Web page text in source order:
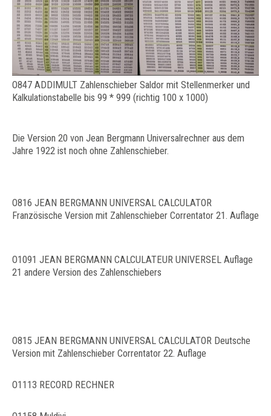
O847 ADDIMULT Zahlenschieber Saldor mit Stellenmerker und
Kalkulationstabelle bis 99 * 999 (richtig 100 x 1000)
Die Version 20 von Jean Bergmann Universalrechner aus dem
Jahre 1922 ist noch ohne Zahlenschieber.
O816 JEAN BERGMANN UNIVERSAL CALCULATOR
Französische Version mit Zahlenschieber Correntator 21. Auflage
O1091 JEAN BERGMANN CALCULATEUR UNIVERSEL Auflage
21 andere Version des Zahlenschiebers
O815 JEAN BERGMANN UNIVERSAL CALCULATOR Deutsche
Version mit Zahlenschieber Correntator 22. Auflage
O1113 RECORD RECHNER